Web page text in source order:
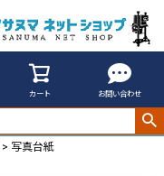
カート お問い合わせ
写真台紙